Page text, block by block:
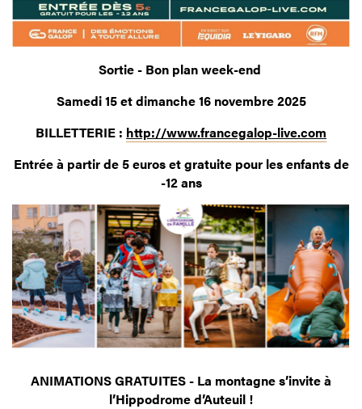
Sortie - Bon plan week-end
Samedi 15 et dimanche 16 novembre 2025
BILLETTERIE : http://www.francegalop-live.com
Entrée à partir de 5 euros et gratuite pour les enfants de
-12 ans
ANIMATIONS GRATUITES - La montagne s’invite à
l’Hippodrome d’Auteuil !